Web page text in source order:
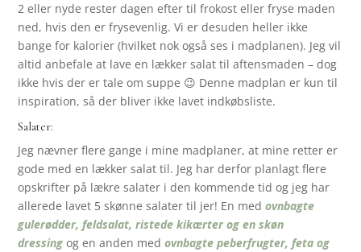
2 eller nyde rester dagen efter til frokost eller fryse maden
ned, hvis den er frysevenlig. Vi er desuden heller ikke
bange for kalorier (hvilket nok også ses i madplanen). Jeg vil
altid anbefale at lave en lækker salat til aftensmaden – dog
ikke hvis der er tale om suppe 😉 Denne madplan er kun til
inspiration, så der bliver ikke lavet indkøbsliste.
Salater:
Jeg nævner flere gange i mine madplaner, at mine retter er
gode med en lækker salat til. Jeg har derfor planlagt flere
opskrifter på lækre salater i den kommende tid og jeg har
allerede lavet 5 skønne salater til jer! En medovnbagte
gulerødder, feldsalat, ristede kikærter og en skøn
dressing og en anden medovnbagte peberfrugter, feta og